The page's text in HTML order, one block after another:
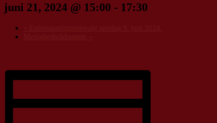
juni 21, 2024 @ 15:00 - 17:30